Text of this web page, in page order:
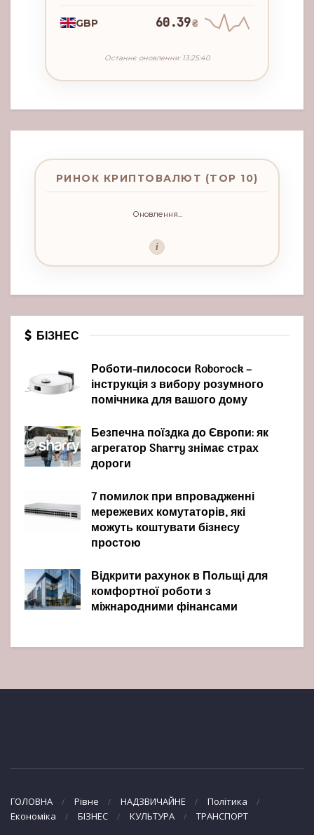
GBP 60.39₴
Останнє оновлення: 13:25:40
РИНОК КРИПТОВАЛЮТ (TOP 10)
Оновлення...
i
БІЗНЕС
Роботи-пилососи Roborock –
інструкція з вибору розумного
помічника для вашого дому
Безпечна поїздка до Європи: як
агрегатор Sharry знімає страх
дороги
7 помилок при впровадженні
мережевих комутаторів, які
можуть коштувати бізнесу
простою
Відкрити рахунок в Польщі для
комфортної роботи з
міжнародними фінансами
ГОЛОВНА Рівне НАДЗВИЧАЙНЕ
Політика
Економіка
БІЗНЕС КУЛЬТУРА ТРАНСПОРТ